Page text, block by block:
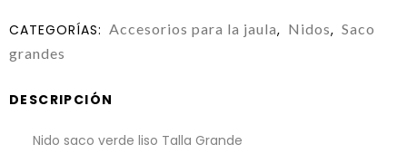
CATEGORÍAS: Accesorios para la jaula, Nidos, Saco
grandes
DESCRIPCIÓN
Nido saco verde liso Talla Grande